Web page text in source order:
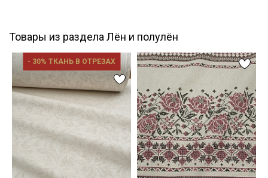
Товары из раздела Лён и полулён
- 30% ТКАНЬ В ОТРЕЗАХ